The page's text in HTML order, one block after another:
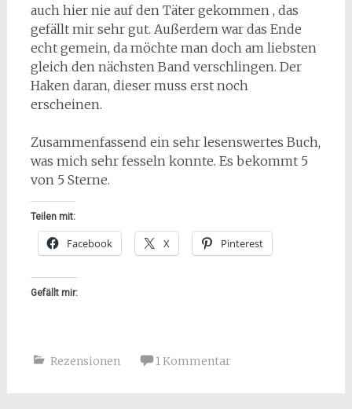
auch hier nie auf den Täter gekommen , das
gefällt mir sehr gut. Außerdem war das Ende
echt gemein, da möchte man doch am liebsten
gleich den nächsten Band verschlingen. Der
Haken daran, dieser muss erst noch
erscheinen.
Zusammenfassend ein sehr lesenswertes Buch,
was mich sehr fesseln konnte. Es bekommt 5
von 5 Sterne.
Teilen mit:
Facebook X Pinterest
Gefällt mir:
Rezensionen 1 Kommentar